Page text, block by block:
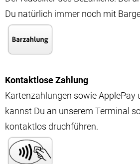
Du natürlich immer noch mit
Kontaktlose Zahlung
Kartenzahlungen sowie ApplePay
kannst Du an unserem Terminal
kontaktlos druchführen.